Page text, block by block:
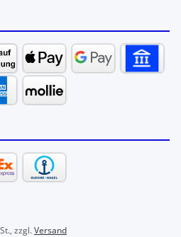
zzgl.Versand